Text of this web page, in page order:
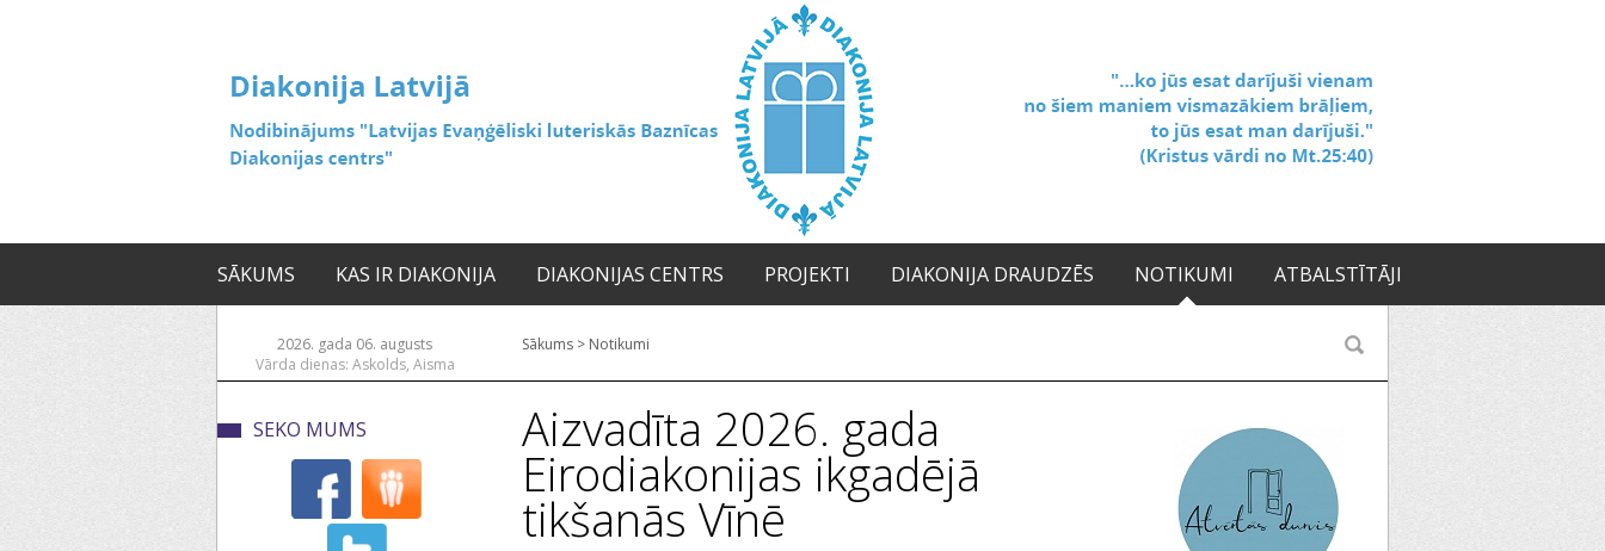
SĀKUMS KAS IR DIAKONIJA DIAKONIJAS CENTRS PROJEKTI DIAKONIJA DRAUDZĒS NOTIKUMI ATBALSTĪTĀJI
2026. gada 06. augusts
Vārda dienas: Askolds, Aisma
Sākums > Notikumi
SEKO MUMS Aizvadīta 2026. gada
Eirodiakonijas ikgadējā
tikšanās Vīnē